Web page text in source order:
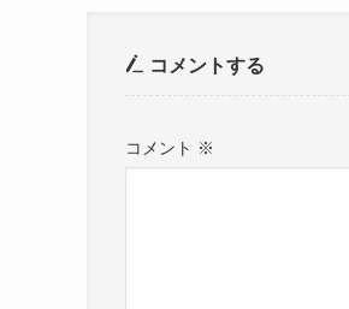
コメントする
コメント ※